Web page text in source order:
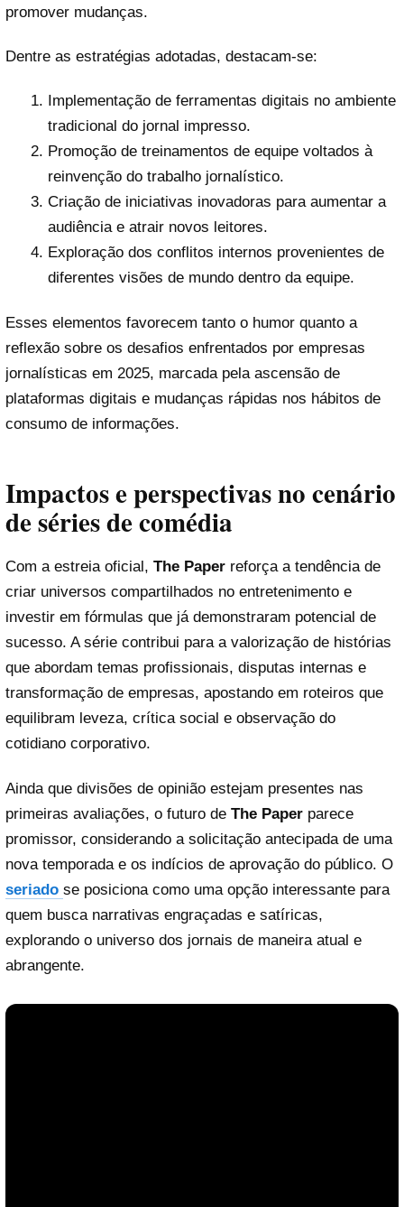
promover mudanças.
Dentre as estratégias adotadas, destacam-se:
Implementação de ferramentas digitais no ambiente
tradicional do jornal impresso.
Promoção de treinamentos de equipe voltados à
reinvenção do trabalho jornalístico.
Criação de iniciativas inovadoras para aumentar a
audiência e atrair novos leitores.
Exploração dos conflitos internos provenientes de
diferentes visões de mundo dentro da equipe.
Esses elementos favorecem tanto o humor quanto a
reflexão sobre os desafios enfrentados por empresas
jornalísticas em 2025, marcada pela ascensão de
plataformas digitais e mudanças rápidas nos hábitos de
consumo de informações.
Impactos e perspectivas no cenário
de séries de comédia
Com a estreia oficial, The Paper reforça a tendência de
criar universos compartilhados no entretenimento e
investir em fórmulas que já demonstraram potencial de
sucesso. A série contribui para a valorização de histórias
que abordam temas profissionais, disputas internas e
transformação de empresas, apostando em roteiros que
equilibram leveza, crítica social e observação do
cotidiano corporativo.
Ainda que divisões de opinião estejam presentes nas
primeiras avaliações, o futuro de The Paper parece
promissor, considerando a solicitação antecipada de uma
nova temporada e os indícios de aprovação do público. O
seriado se posiciona como uma opção interessante para
quem busca narrativas engraçadas e satíricas,
explorando o universo dos jornais de maneira atual e
abrangente.